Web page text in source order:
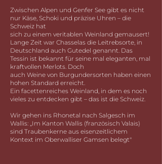
Zwischen Alpen und Genfer See gibt es nicht
nur Käse, Schoki und präzise Uhren – die
Schweiz hat
sich zu einem veritablen Weinland gemausert!
Lange Zeit war Chasselas die Leitrebsorte, in
Deutschland auch Gutedel genannt. Das
Tessin ist bekannt für seine mal eleganten, mal
kraftvollen Merlots. Doch
auch Weine von Burgundersorten haben einen
hohen Standard erreicht.
Ein facettenreiches Weinland, in dem es noch
vieles zu entdecken gibt – das ist die Schweiz.
Wir gehen ins Rhonetal nach Salgesch im
Wallis: „Im Kanton Wallis (französisch Valais)
sind Traubenkerne aus eisenzeitlichem
Kontext im Oberwalliser Gamsen belegt"